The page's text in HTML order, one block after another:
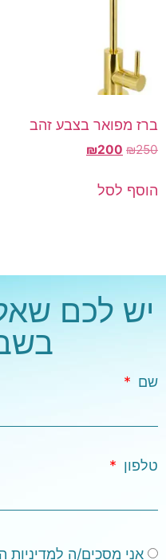
ברז מפואר בצבע זהב
₪250
₪200
הוסף לסל
יש לכם
שם
טלפון
אני מסכים/ה למדיניות